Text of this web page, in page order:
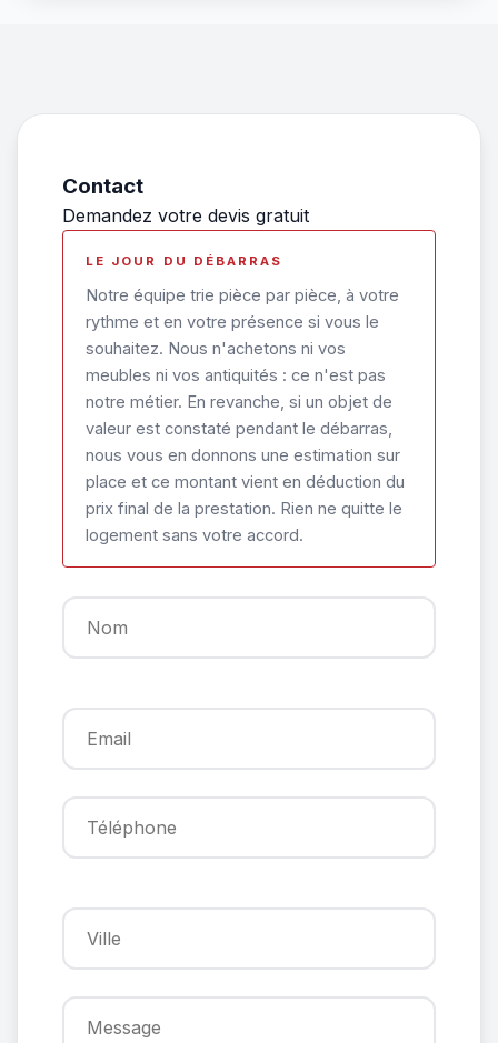
Contact
Demandez votre devis gratuit
LE JOUR DU DÉBARRAS
Notre équipe trie pièce par pièce, à votre
rythme et en votre présence si vous le
souhaitez. Nous n'achetons ni vos
meubles ni vos antiquités : ce n'est pas
notre métier. En revanche, si un objet de
valeur est constaté pendant le débarras,
nous vous en donnons une estimation sur
place et ce montant vient en déduction du
prix final de la prestation. Rien ne quitte le
logement sans votre accord.